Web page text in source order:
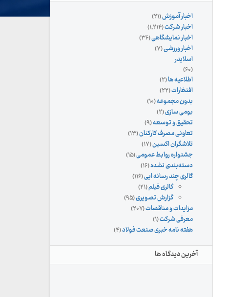
اخبار آموزش(۲۱)
اخبار شرکت(۱,۲۱۴)
اخبار نمایشگاهی(۳۶)
اخبار ورزشی(۷)
اسلایدر
(۶۰)
اطلاعیه ها(۲)
افتخارات(۲۲)
بدون مجموعه(۱۰)
بومی سازی(۲)
تحقیق و توسعه(۹)
تعاونی مصرف کارکنان(۱۳)
تلاشگران اکسین(۱۷)
جشنواره روابط عمومی(۱۵)
دسته‌بندی نشده(۱۶)
گالری چند رسانه ایی(۱۱۶)
گالری فیلم(۲۱)
گزارش تصویری(۹۵)
مزایدات و مناقصات(۲۰۷)
معرفی شرکت(۱)
هفته نامه خبری صنعت فولاد(۴)
آخرین دیدگاه ها